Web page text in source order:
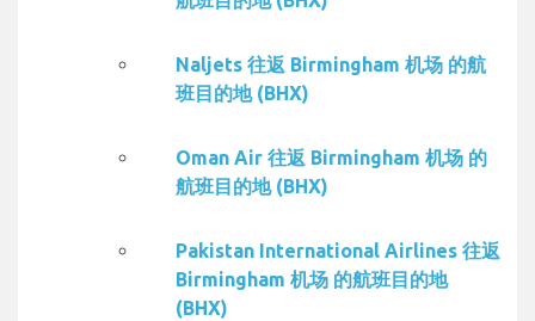
Naljets 往返 Birmingham 机场 的航
班目的地 (BHX)
Oman Air 往返 Birmingham 机场 的
航班目的地 (BHX)
Pakistan International Airlines 往返
Birmingham 机场 的航班目的地
(BHX)